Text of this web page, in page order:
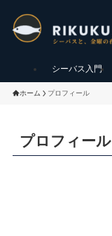
シーバス入門
ホーム プロフィール
プロフィール